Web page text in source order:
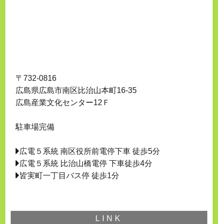
〒732-0816
広島県広島市南区比治山本町16-35
広島産業文化センター12Ｆ
駐車場完備
広電５系統 南区役所前電停下車 徒歩5分
広電５系統 比治山橋電停 下車徒歩4分
皆実町一丁目バス停 徒歩1分
LINK